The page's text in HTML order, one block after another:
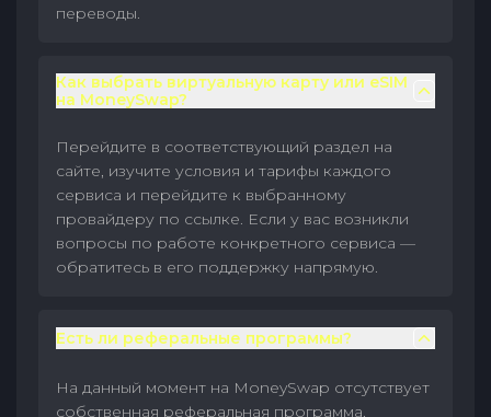
переводы.
Как выбрать виртуальную карту или eSIM
на MoneySwap?
Перейдите в соответствующий раздел на
сайте, изучите условия и тарифы каждого
сервиса и перейдите к выбранному
провайдеру по ссылке. Если у вас возникли
вопросы по работе конкретного сервиса —
обратитесь в его поддержку напрямую.
Есть ли реферальные программы?
На данный момент на MoneySwap отсутствует
собственная реферальная программа.